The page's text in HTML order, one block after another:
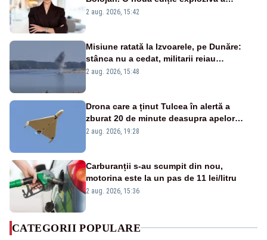
emisiunii „Miza Zilei” la Realitatea PLUS
2 aug. 2026, 15:42
Misiune ratată la Izvoarele, pe Dunăre:
stânca nu a cedat, militarii reiau
detonările luni – VIDEO
2 aug. 2026, 15:48
Drona care a ținut Tulcea în alertă a
zburat 20 de minute deasupra apelor
României. Au fost ridicate două F-16
2 aug. 2026, 19:28
Carburanții s-au scumpit din nou,
motorina este la un pas de 11 lei/litru
2 aug. 2026, 15:36
CATEGORII POPULARE